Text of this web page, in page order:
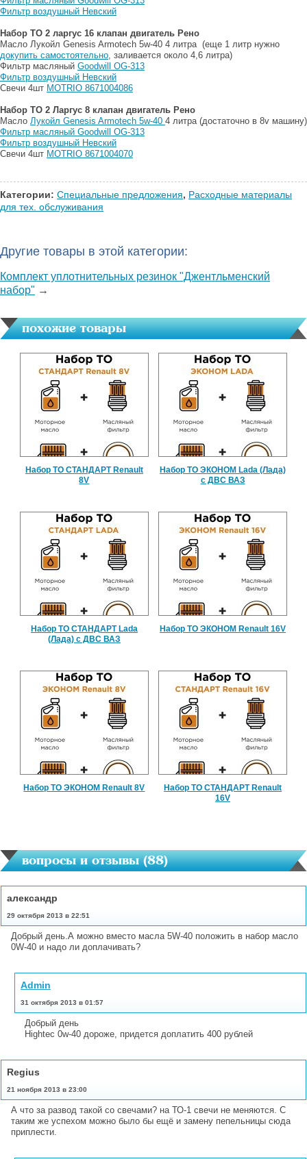
Фильтр воздушный Невский
Набор ТО 2 ларгус 16 клапан двигатель Рено
Масло Лукойл Genesis Armotech 5w-40 4 литра (еще 1 литр нужно
докупить самостоятельно , заливается около 4,6 литра)
Фильтр масляный Goodwill OG-313
Фильтр воздушный Невский
Свечи 4шт MOTRIO 8671004086
Набор ТО 2 Ларгус 8 клапан двигатель Рено
Масло Лукойл Genesis Armotech 5w-40 4 литра (достаточно в 8v машину)
Фильтр масляный Goodwill OG-313
Фильтр воздушный Невский
Свечи 4шт MOTRIO 8671004070
Категории: Специальные предложения, Расходные материалы
для тех. обслуживания
Другие товары в этой категории:
Комплект уплотнительных резинок "Джентльменский
набор" →
похожие товары
Набор ТО СТАНДАРТ Renault
8V
Набор ТО ЭКОНОМ Lada (Лада)
с ДВС ВАЗ
Набор ТО СТАНДАРТ Lada
(Лада) с ДВС ВАЗ
Набор ТО ЭКОНОМ Renault 16V
Набор ТО ЭКОНОМ Renault 8V
Набор ТО СТАНДАРТ Renault
16V
вопросы и отзывы (88)
александр
29 октября 2013 в 22:51
Добрый день.А можно вместо масла 5W-40 положить в набор масло
0W-40 и надо ли доплачивать?
Admin
31 октября 2013 в 01:57
Добрый день
Hightec 0w-40 дороже, придется доплатить 400 рублей
Regius
21 ноября 2013 в 23:00
А что за развод такой со свечами? на ТО-1 свечи не меняются. С
таким же успехом можно было бы ещё и замену пепельницы сюда
приплести.